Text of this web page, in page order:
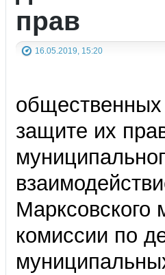
прав
16.05.2019, 15:20
защите их
Марксовского
комиссии по